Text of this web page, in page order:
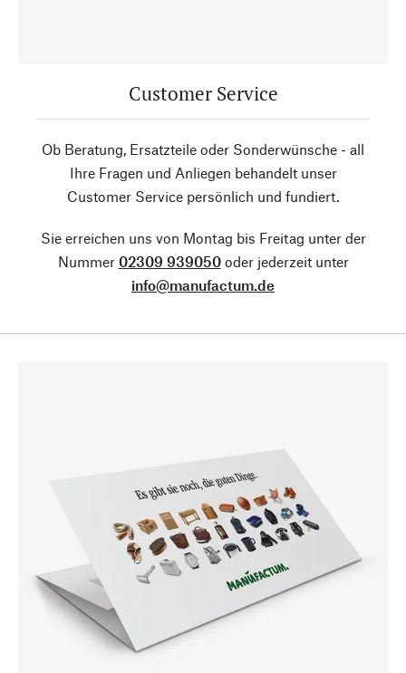
Customer Service
Ob Beratung, Ersatzteile oder Sonderwünsche - all
Ihre Fragen und Anliegen behandelt unser
Customer Service persönlich und fundiert.
Sie erreichen uns von Montag bis Freitag unter der
Nummer 02309 939050oder jederzeit unter
info@manufactum.de